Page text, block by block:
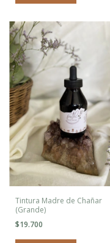
Tintura Madre de Chañar
(Grande)
$19.700